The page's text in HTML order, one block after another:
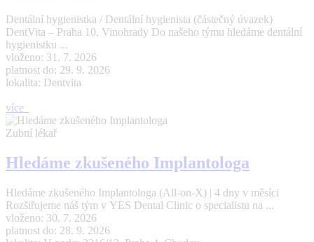
Dentální hygienistka / Dentální hygienista (částečný úvazek)
DentVita – Praha 10, Vinohrady Do našeho týmu hledáme dentální
hygienistku ...
vloženo: 31. 7. 2026
platnost do: 29. 9. 2026
lokalita: Dentvita
více
Zubní lékař
Hledáme zkušeného Implantologa
Hledáme zkušeného Implantologa (All-on-X) | 4 dny v měsíci
Rozšiřujeme náš tým v YES Dental Clinic o specialistu na ...
vloženo: 30. 7. 2026
platnost do: 28. 9. 2026